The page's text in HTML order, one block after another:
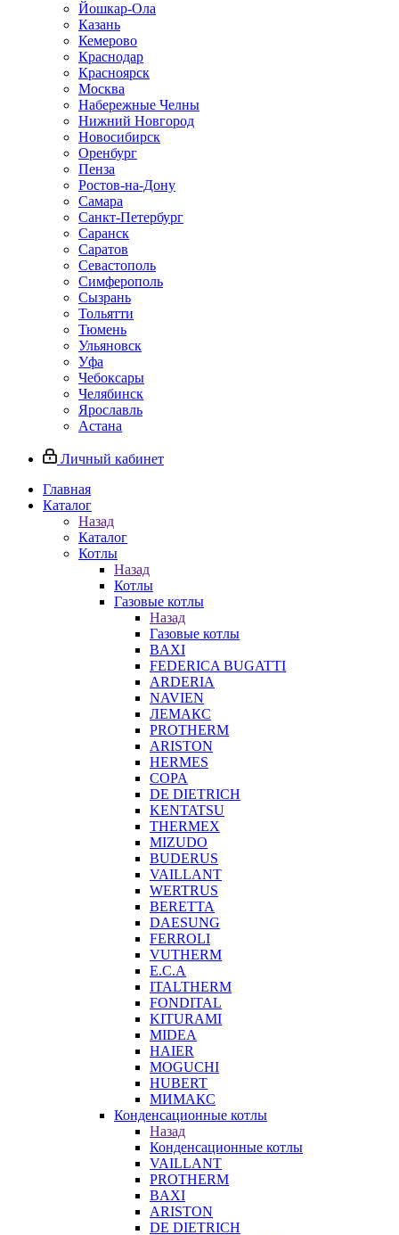
Йошкар-Ола
Казань
Кемерово
Краснодар
Красноярск
Москва
Набережные Челны
Нижний Новгород
Новосибирск
Оренбург
Пенза
Ростов-на-Дону
Самара
Санкт-Петербург
Саранск
Саратов
Севастополь
Симферополь
Сызрань
Тольятти
Тюмень
Ульяновск
Уфа
Чебоксары
Челябинск
Ярославль
Астана
Личный кабинет
Главная
Каталог
Назад
Каталог
Котлы
Назад
Котлы
Газовые котлы
Назад
Газовые котлы
BAXI
FEDERICA BUGATTI
ARDERIA
NAVIEN
ЛЕМАКС
PROTHERM
ARISTON
HERMES
COPA
DE DIETRICH
KENTATSU
THERMEX
MIZUDO
BUDERUS
VAILLANT
WERTRUS
BERETTA
DAESUNG
FERROLI
VUTHERM
E.C.A
ITALTHERM
FONDITAL
KITURAMI
MIDEA
HAIER
MOGUCHI
HUBERT
МИМАКС
Конденсационные котлы
Назад
Конденсационные котлы
VAILLANT
PROTHERM
BAXI
ARISTON
DE DIETRICH